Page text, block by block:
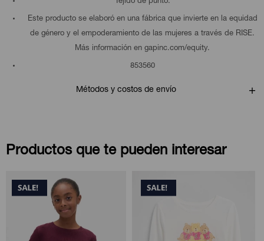
Este producto se elaboró en una fábrica que invierte en la equidad
de género y el empoderamiento de las mujeres a través de RISE.
Más información en gapinc.com/equity.
853560
Métodos y costos de envío
Productos que te pueden interesar